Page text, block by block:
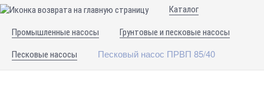
Каталог
Промышленные насосы Грунтовые и песковые насосы
Песковые насосы Песковый насос ПРВП 85/40